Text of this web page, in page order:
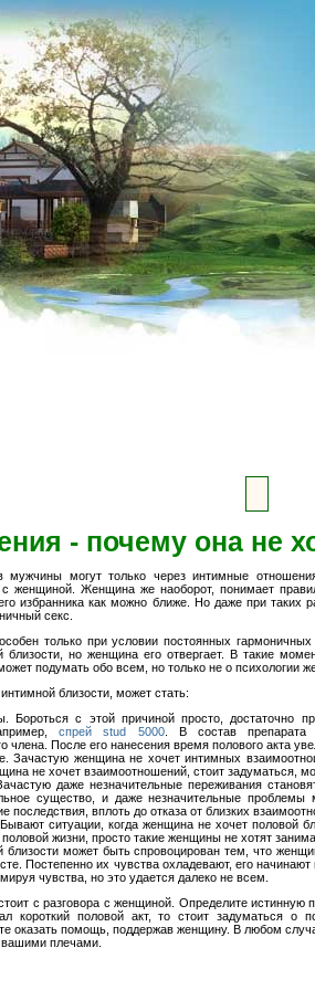
- почему она не
мужчины могут только через интимные
женщиной. Женщина же наоборот, понимает
избранника как можно ближе. Но даже при таких
секс.
только при условии постоянных
близости, но женщина его отвергает. В такие
подумать обо всем, но только не о психологии
близости, может стать:
Бороться с этой причиной просто, достаточно
спрей stud 5000. В состав препарата
члена. После его нанесения время полового акта
Зачастую женщина не хочет интимных
не хочет взаимоотношений, стоит задуматься,
даже незначительные переживания
существо, и даже незначительные проблемы
последствия, вплоть до отказа от близких
ситуации, когда женщина не хочет половой
жизни, просто такие женщины не хотят
близости может быть спровоцирован тем, что
Постепенно их чувства охладевают, его
чувства, но это удается далеко не всем.
с разговора с женщиной. Определите истинную
короткий половой акт, то стоит задуматься
оказать помощь, поддержав женщину. В любом
плечами.